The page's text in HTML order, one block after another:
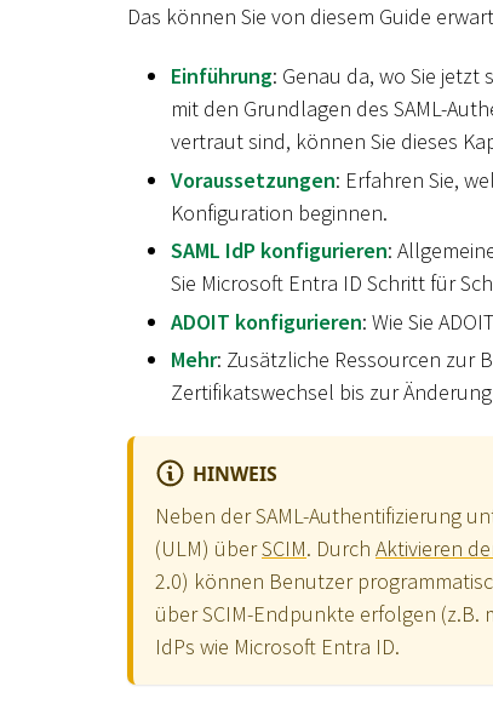
Das können Sie von diesem Guide
Einführung: Genau da, wo Sie
mit den Grundlagen des SAML-
vertraut sind, können Sie dieses
Voraussetzungen: Erfahren Sie,
Konfiguration beginnen.
SAML IdP konfigurieren:
Sie Microsoft Entra ID Schritt für
ADOIT konfigurieren: Wie Sie
Mehr: Zusätzliche Ressourcen zur
Zertifikatswechsel bis zur
HINWEIS
Neben der SAML-Authentifizierung
(ULM) überSCIM. Durch Aktivieren
2.0) können Benutzer
über SCIM-Endpunkte erfolgen (z.B.
IdPs wie Microsoft Entra ID.